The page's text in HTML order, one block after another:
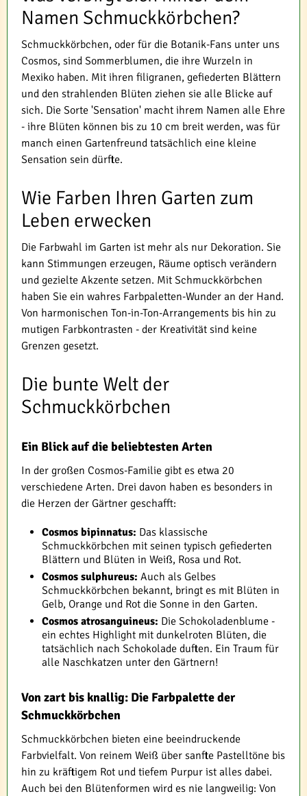
Namen Schmuckkörbchen?
Schmuckkörbchen, oder für die Botanik-Fans unter uns
Cosmos, sind Sommerblumen, die ihre Wurzeln in
Mexiko haben. Mit ihren filigranen, gefiederten Blättern
und den strahlenden Blüten ziehen sie alle Blicke auf
sich. Die Sorte 'Sensation' macht ihrem Namen alle Ehre
- ihre Blüten können bis zu 10 cm breit werden, was für
manch einen Gartenfreund tatsächlich eine kleine
Sensation sein dürfte.
Wie Farben Ihren Garten zum
Leben erwecken
Die Farbwahl im Garten ist mehr als nur Dekoration. Sie
kann Stimmungen erzeugen, Räume optisch verändern
und gezielte Akzente setzen. Mit Schmuckkörbchen
haben Sie ein wahres Farbpaletten-Wunder an der Hand.
Von harmonischen Ton-in-Ton-Arrangements bis hin zu
mutigen Farbkontrasten - der Kreativität sind keine
Grenzen gesetzt.
Die bunte Welt der
Schmuckkörbchen
Ein Blick auf die beliebtesten Arten
In der großen Cosmos-Familie gibt es etwa 20
verschiedene Arten. Drei davon haben es besonders in
die Herzen der Gärtner geschafft:
Cosmos bipinnatus: Das klassische
Schmuckkörbchen mit seinen typisch gefiederten
Blättern und Blüten in Weiß, Rosa und Rot.
Cosmos sulphureus: Auch als Gelbes
Schmuckkörbchen bekannt, bringt es mit Blüten in
Gelb, Orange und Rot die Sonne in den Garten.
Cosmos atrosanguineus: Die Schokoladenblume -
ein echtes Highlight mit dunkelroten Blüten, die
tatsächlich nach Schokolade duften. Ein Traum für
alle Naschkatzen unter den Gärtnern!
Von zart bis knallig: Die Farbpalette der
Schmuckkörbchen
Schmuckkörbchen bieten eine beeindruckende
Farbvielfalt. Von reinem Weiß über sanfte Pastelltöne bis
hin zu kräftigem Rot und tiefem Purpur ist alles dabei.
Auch bei den Blütenformen wird es nie langweilig: Von